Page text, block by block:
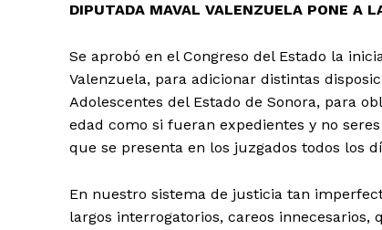
DIPUTADA MAVAL VALENZUELA PONE A
Se aprobó en el Congreso del Estado la
Valenzuela, para adicionar distintas
Adolescentes del Estado de Sonora, para
edad como si fueran expedientes y no
que se presenta en los juzgados todos los
En nuestro sistema de justicia tan
largos interrogatorios, careos